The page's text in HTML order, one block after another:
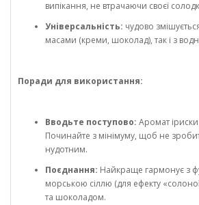
випікання, не втрачаючи своєї
Універсальність: чудово
масами (креми, шоколад), так і з
Поради для використання:
Вводьте поступово: Аромат
Починайте з мінімуму, щоб не
нудотним.
Поєднання: Найкраще гармонує з
морською сіллю (для ефекту
та шоколадом.